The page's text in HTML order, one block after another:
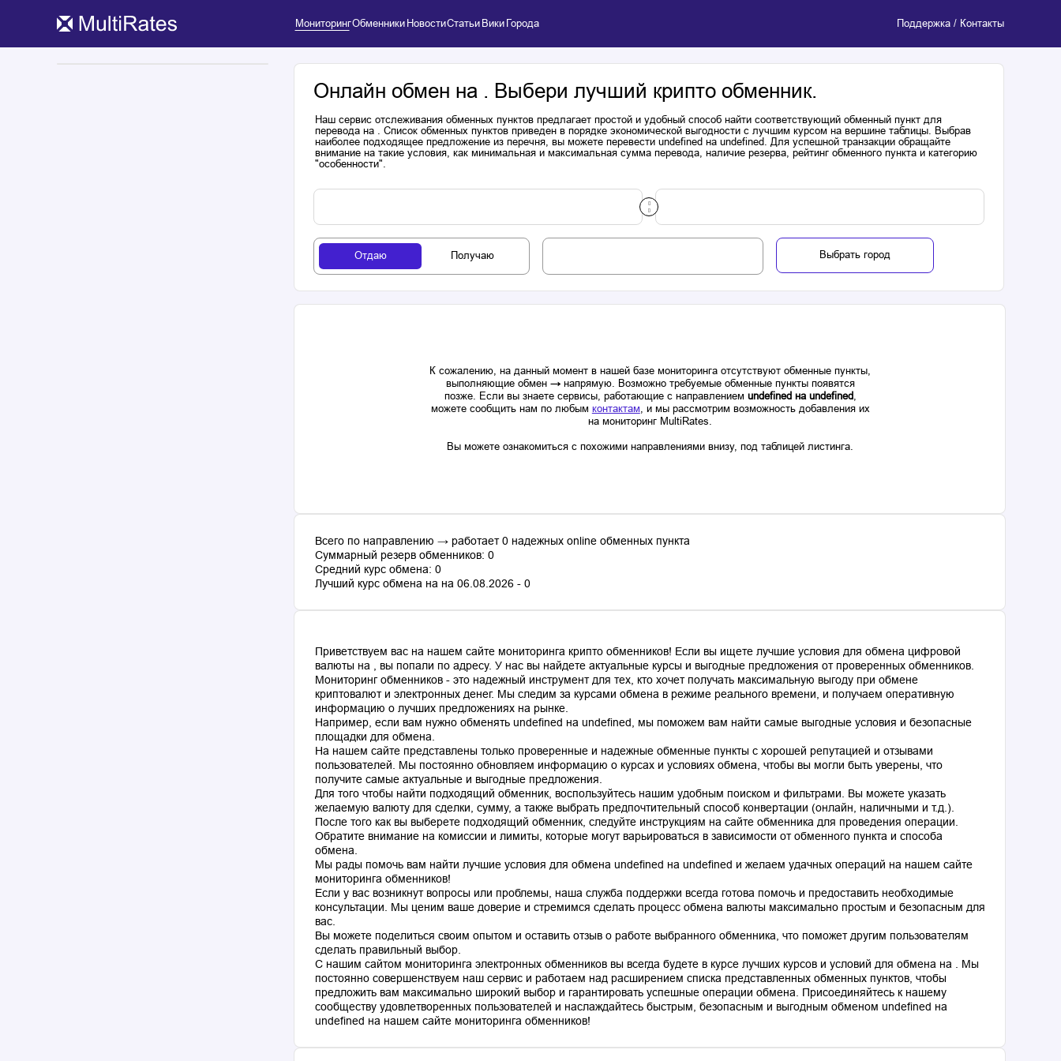
МониторингОбменники НовостиСтатьи Вики Города Поддержка / Контакты
Онлайн обмен на . Выбери лучший крипто обменник.
Наш сервис отслеживания обменных пунктов предлагает простой и удобный способ найти соответствующий обменный пункт для
перевода на . Список обменных пунктов приведен в порядке экономической выгодности с лучшим курсом на вершине таблицы. Выбрав
наиболее подходящее предложение из перечня, вы можете перевести undefined на undefined. Для успешной транзакции обращайте
внимание на такие условия, как минимальная и максимальная сумма перевода, наличие резерва, рейтинг обменного пункта и категорию
"особенности".
Отдаю Получаю Выбрать город
К сожалению, на данный момент в нашей базе мониторинга отсутствуют обменные пункты,
выполняющие обмен → напрямую. Возможно требуемые обменные пункты появятся
позже. Если вы знаете сервисы, работающие с направлением undefined на undefined,
можете сообщить нам по любым контактам, и мы рассмотрим возможность добавления их
на мониторинг MultiRates.
Вы можете ознакомиться с похожими направлениями внизу, под таблицей листинга.
Всего по направлению → работает 0 надежных online обменных пункта
Суммарный резерв обменников: 0
Средний курс обмена: 0
Лучший курс обмена на на 06.08.2026 - 0
Приветствуем вас на нашем сайте мониторинга крипто обменников! Если вы ищете лучшие условия для обмена цифровой
валюты на , вы попали по адресу. У нас вы найдете актуальные курсы и выгодные предложения от проверенных обменников.
Мониторинг обменников - это надежный инструмент для тех, кто хочет получать максимальную выгоду при обмене
криптовалют и электронных денег. Мы следим за курсами обмена в режиме реального времени, и получаем оперативную
информацию о лучших предложениях на рынке.
Например, если вам нужно обменять undefined на undefined, мы поможем вам найти самые выгодные условия и безопасные
площадки для обмена.
На нашем сайте представлены только проверенные и надежные обменные пункты с хорошей репутацией и отзывами
пользователей. Мы постоянно обновляем информацию о курсах и условиях обмена, чтобы вы могли быть уверены, что
получите самые актуальные и выгодные предложения.
Для того чтобы найти подходящий обменник, воспользуйтесь нашим удобным поиском и фильтрами. Вы можете указать
желаемую валюту для сделки, сумму, а также выбрать предпочтительный способ конвертации (онлайн, наличными и т.д.).
После того как вы выберете подходящий обменник, следуйте инструкциям на сайте обменника для проведения операции.
Обратите внимание на комиссии и лимиты, которые могут варьироваться в зависимости от обменного пункта и способа
обмена.
Мы рады помочь вам найти лучшие условия для обмена undefined на undefined и желаем удачных операций на нашем сайте
мониторинга обменников!
Если у вас возникнут вопросы или проблемы, наша служба поддержки всегда готова помочь и предоставить необходимые
консультации. Мы ценим ваше доверие и стремимся сделать процесс обмена валюты максимально простым и безопасным для
вас.
Вы можете поделиться своим опытом и оставить отзыв о работе выбранного обменника, что поможет другим пользователям
сделать правильный выбор.
С нашим сайтом мониторинга электронных обменников вы всегда будете в курсе лучших курсов и условий для обмена на . Мы
постоянно совершенствуем наш сервис и работаем над расширением списка представленных обменных пунктов, чтобы
предложить вам максимально широкий выбор и гарантировать успешные операции обмена. Присоединяйтесь к нашему
сообществу удовлетворенных пользователей и наслаждайтесь быстрым, безопасным и выгодным обменом undefined на